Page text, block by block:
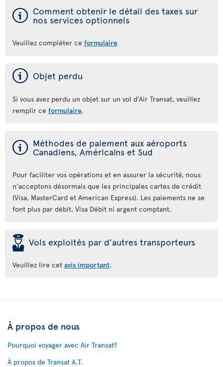
ý Comment obtenir le détail des taxes sur
nos services optionnels
Veuillez compléter ce formulaire
ý Objet perdu
Si vous avez perdu un objet sur un vol d’Air Transat, veuillez
remplir ce formulaire.
ý Méthodes de paiement aux aéroports
Canadiens, Américains et Sud
Pour faciliter vos opérations et en assurer la sécurité, nous
n'acceptons désormais que les principales cartes de crédit
(Visa, MasterCard et American Express). Les paiements ne se
font plus par débit, Visa Débit ni argent comptant.
þ Vols exploités par d’autres transporteurs
Veuillez lire cet avis important.
À propos de nous
Pourquoi voyager avec Air Transat?
À propos de Transat A.T.